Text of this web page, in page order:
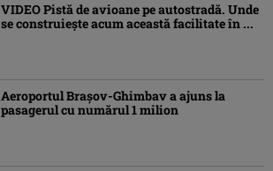
VIDEO Pistă de avioane pe autostradă. Unde
se construiește acum această facilitate în ...
Aeroportul Brașov-Ghimbav a ajuns la
pasagerul cu numărul 1 milion